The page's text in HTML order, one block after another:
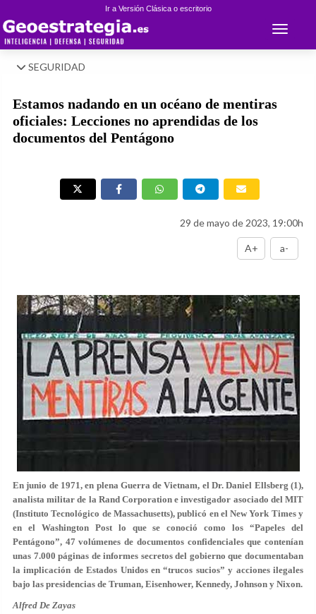
Ir a Versión Clásica o escritorio
Toggle
SEGURIDAD
Estamos nadando en un océano de mentiras
oficiales: Lecciones no aprendidas de los
documentos del Pentágono
29 de mayo de 2023, 19:00h
A+ a-
En junio de 1971, en plena Guerra de Vietnam, el Dr. Daniel Ellsberg (1),
analista militar de la Rand Corporation e investigador asociado del MIT
(Instituto Tecnológico de Massachusetts), publicó en el New York Times y
en el Washington Post lo que se conoció como los “Papeles del
Pentágono”, 47 volúmenes de documentos confidenciales que contenían
unas 7.000 páginas de informes secretos del gobierno que documentaban
la implicación de Estados Unidos en “trucos sucios” y acciones ilegales
bajo las presidencias de Truman, Eisenhower, Kennedy, Johnson y Nixon.
Alfred De Zayas